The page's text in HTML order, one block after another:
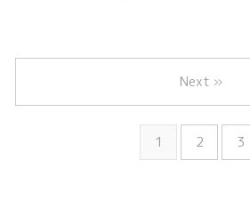
1 2 3
Next »